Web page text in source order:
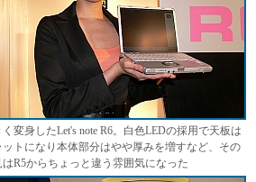
く変身したLet's note R6。白色LEDの採用で天板は
ットになり本体部分はやや厚みを増すなど、その
はR5からちょっと違う雰囲気になった